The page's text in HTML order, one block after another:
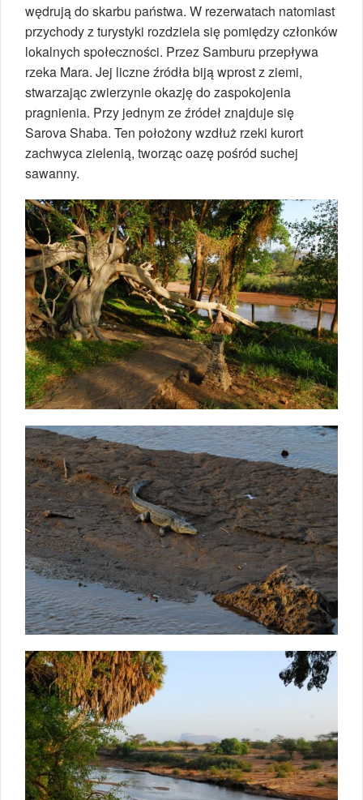
wędrują do skarbu państwa. W rezerwatach natomiast
przychody z turystyki rozdziela się pomiędzy członków
lokalnych społeczności. Przez Samburu przepływa
rzeka Mara. Jej liczne źródła biją wprost z ziemi,
stwarzając zwierzynie okazję do zaspokojenia
pragnienia. Przy jednym ze źródeł znajduje się
Sarova Shaba. Ten położony wzdłuż rzeki kurort
zachwyca zielenią, tworząc oazę pośród suchej
sawanny.